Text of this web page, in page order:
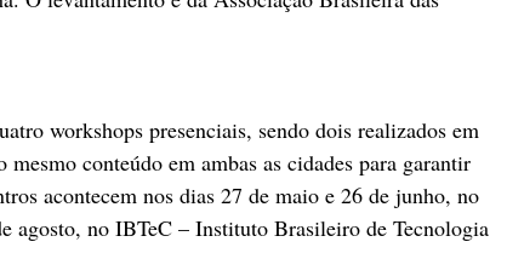
workshops presenciais, sendo dois realizados em
conteúdo em ambas as cidades para garantir
acontecem nos dias 27 de maio e 26 de junho, no
agosto, no IBTeC – Instituto Brasileiro de Tecnologia